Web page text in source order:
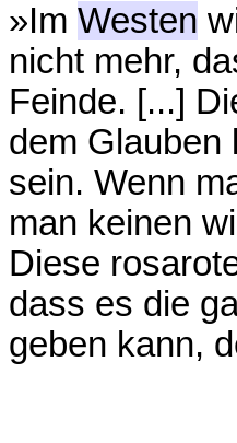
»Im Westen
nicht mehr,
Feinde. [...]
dem Glauben
sein. Wenn
man keinen
Diese
dass es die
geben kann,